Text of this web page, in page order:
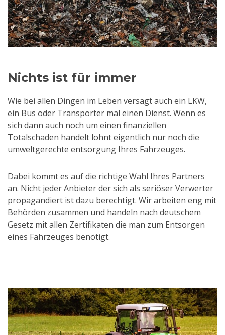
Nichts ist für immer
Wie bei allen Dingen im Leben versagt auch ein LKW,
ein Bus oder Transporter mal einen Dienst. Wenn es
sich dann auch noch um einen finanziellen
Totalschaden handelt lohnt eigentlich nur noch die
umweltgerechte entsorgung Ihres Fahrzeuges.
Dabei kommt es auf die richtige Wahl Ihres Partners
an. Nicht jeder Anbieter der sich als seriöser Verwerter
propagandiert ist dazu berechtigt. Wir arbeiten eng mit
Behörden zusammen und handeln nach deutschem
Gesetz mit allen Zertifikaten die man zum Entsorgen
eines Fahrzeuges benötigt.